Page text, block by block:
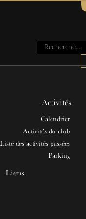
Rechercher
Activités
Calendrier
Activités du club
Liste des activités passées
Parking
Liens